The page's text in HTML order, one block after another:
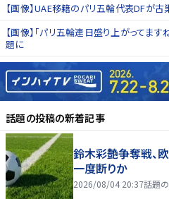
【画像】UAE移籍のパリ五輪代表DFが
【画像】「パリ五輪連日盛り上がってま
題に
話題の投稿の新着記事
鈴木彩艶争奪戦、
一度断りか
2026/08/04 20:37話題